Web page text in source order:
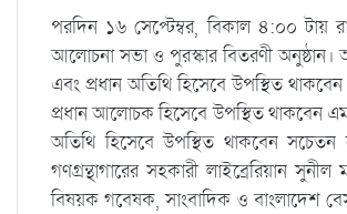
পরদিন ১৬ সেপ্টেম্বর, বিকাল ৪:০০ টায়
আলোচনা সভা ও পুরস্কার বিতরণী অনুষ্ঠান।
এবং প্রধান অতিথি হিসেবে উপস্থিত
প্রধান আলোচক হিসেবে উপস্থিত থাকবেন
অতিথি হিসেবে উপস্থিত থাকবেন সচেতন
গণগ্রন্থাগারের সহকারী লাইব্রেরিয়ান
বিষয়ক গবেষক, সাংবাদিক ও বাংলাদেশ